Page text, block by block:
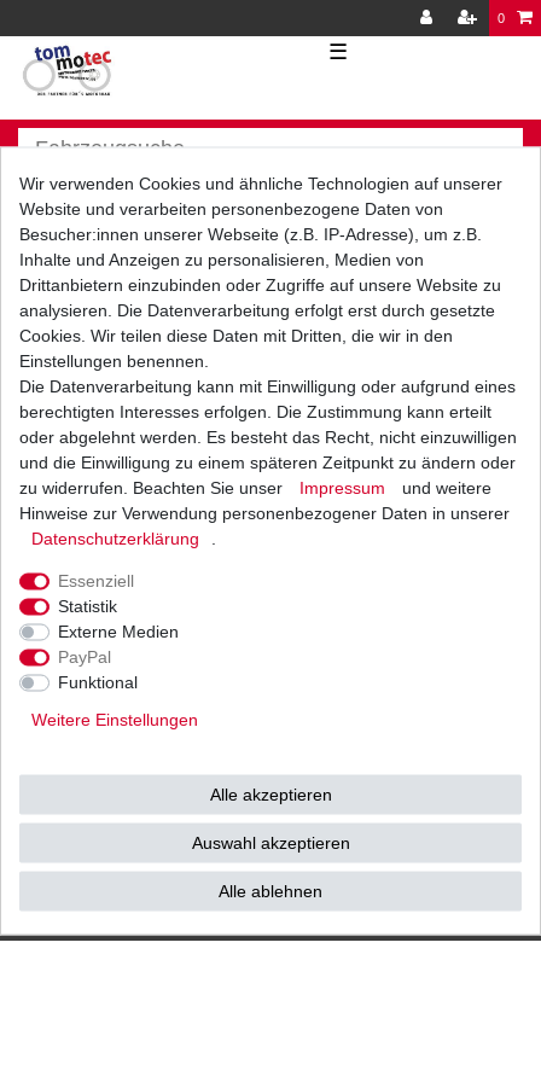
0
☰
Versand
Ab einem Warenwert von
500 Euro versenden wir
die Ware kostenlos zu
Bezahlarten
Vorkasse
Barzahlung bei Abholung in
53783 Eitorf (
Bitte
unbedingt Termin
Impressum
Wir verwenden Cookies und ähnliche Technologien auf unserer
Website und verarbeiten personenbezogene Daten von
Besucher:innen unserer Webseite (z.B. IP-Adresse), um z.B.
Inhalte und Anzeigen zu personalisieren, Medien von
Drittanbietern einzubinden oder Zugriffe auf unsere Website zu
analysieren. Die Datenverarbeitung erfolgt erst durch gesetzte
Cookies. Wir teilen diese Daten mit Dritten, die wir in den
Einstellungen benennen.
Die Datenverarbeitung kann mit Einwilligung oder aufgrund eines
berechtigten Interesses erfolgen. Die Zustimmung kann erteilt
oder abgelehnt werden. Es besteht das Recht, nicht einzuwilligen
und die Einwilligung zu einem späteren Zeitpunkt zu ändern oder
zu widerrufen. Beachten Sie unser
Impressum
und weitere
Hinweise zur Verwendung personenbezogener Daten in unserer
Daten­schutz­erklärung
Essenziell
Statistik
Externe Medien
PayPal
Funktional
Weitere Einstellungen
Alle akzeptieren
Auswahl akzeptieren
Alle ablehnen